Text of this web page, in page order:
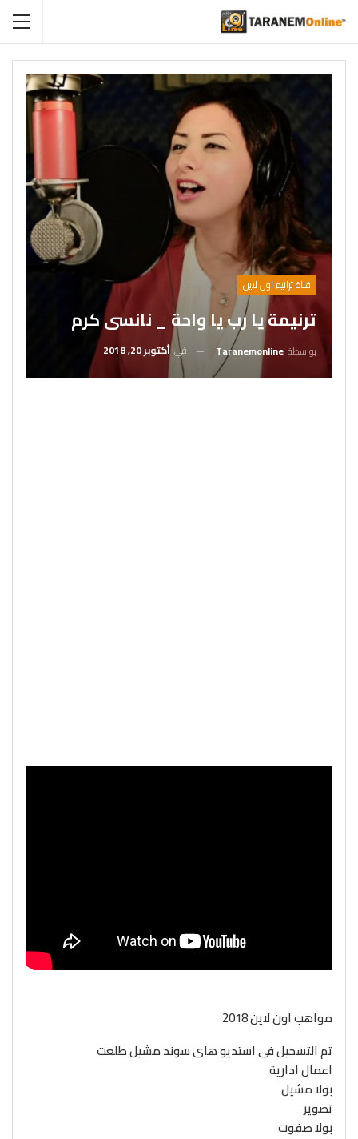
قناة ترانيم اون لاين
ترنيمة يا رب يا واحة _ نانسى كرم
بواسطة Taranemonline في أكتوبر 20, 2018
مواهب اون لاين 2018
تم التسجيل فى استديو هاى سوند مشيل طلعت
اعمال ادارية
بولا مشيل
تصوير
بولا صفوت